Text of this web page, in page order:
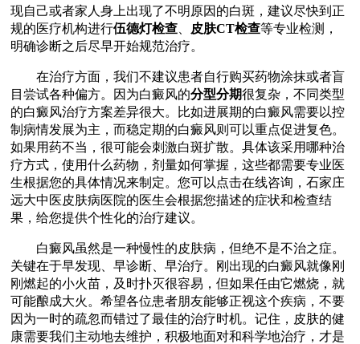
现自己或者家人身上出现了不明原因的白斑，建议尽快到正
规的医疗机构进行伍德灯检查 皮肤CT检查等专业检测，
明确诊断之后尽早开始规范治疗。
在治疗方面，我们不建议患者自行购买药物涂抹或者盲
目尝试各种偏方。因为白癜风的分型分期很复杂，不同类型
的白癜风治疗方案差异很大。比如进展期的白癜风需要以控
制病情发展为主，而稳定期的白癜风则可以重点促进复色。
如果用药不当，很可能会刺激白斑扩散。具体该采用哪种治
疗方式，使用什么药物，剂量如何掌握，这些都需要专业医
生根据您的具体情况来制定。您可以点击在线咨询，石家庄
远大中医皮肤病医院的医生会根据您描述的症状和检查结
果，给您提供个性化的治疗建议。
白癜风虽然是一种慢性的皮肤病，但绝不是不治之症。
关键在于早发现、早诊断、早治疗。刚出现的白癜风就像刚
刚燃起的小火苗，及时扑灭很容易，但如果任由它燃烧，就
可能酿成大火。希望各位患者朋友能够正视这个疾病，不要
因为一时的疏忽而错过了最佳的治疗时机。记住，皮肤的健
康需要我们主动地去维护，积极地面对和科学地治疗，才是